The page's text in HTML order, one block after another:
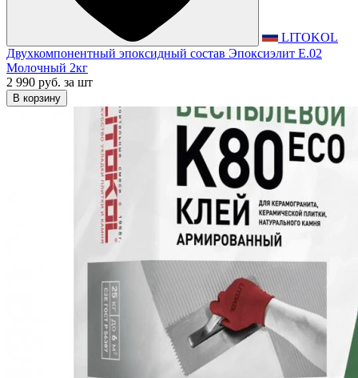
LITOKOL
Двухкомпонентный эпоксидный состав Эпоксиэлит E.02
Молочный 2кг
2 990 руб. за шт
В корзину